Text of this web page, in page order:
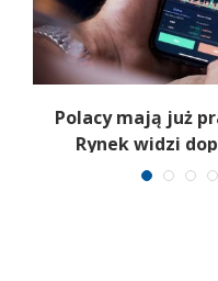
Polacy mają już
Rynek widzi